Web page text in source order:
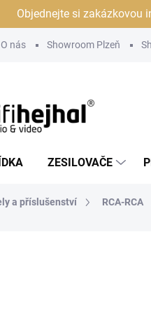
Objednejte si zakázkovou
O nás Showroom Plzeň
ZESILOVAČE
a příslušenství RCA-RCA